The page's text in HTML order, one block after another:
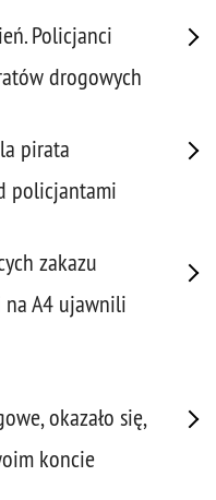
Policjanci
drogowych
pirata
policjantami
zakazu
na A4 ujawnili
okazało się,
koncie